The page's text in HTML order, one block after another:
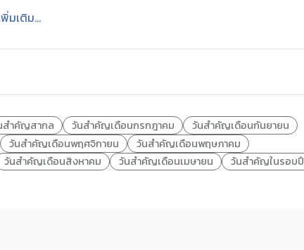
พิ่มเติม…
สำคัญสากล วันสำคัญเดือนกรกฎาคม
วันสำคัญเดือนกันยายน
วันสำคัญเดือนพฤศจิกายน
วันสำคัญเดือนพฤษภาคม
วันสำคัญเดือนสิงหาคม วันสำคัญเดือนเมษายน
วันสำคัญในรอบปี